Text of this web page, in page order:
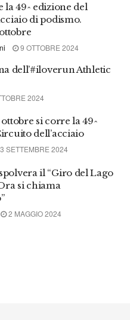
la 49^ edizione del
di podismo.
9 OTTOBRE 2024
dell’#iloverun Athletic
2024
si corre la 49^
dell’acciaio
SETTEMBRE 2024
il “Giro del Lago
si chiama
2 MAGGIO 2024